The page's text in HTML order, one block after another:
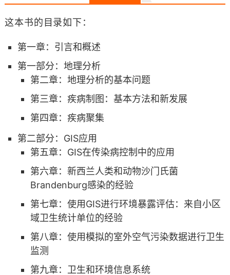
这本书的目录如下：
第一章：引言和概述
第一部分：地理分析
第二章：地理分析的基本问题
第三章：疾病制图：基本方法和新发展
第四章：疾病聚集
第二部分：GIS应用
第五章：GIS在传染病控制中的应用
第六章：新西兰人类和动物沙门氏菌
Brandenburg感染的经验
第七章：使用GIS进行环境暴露评估：来自小区
域卫生统计单位的经验
第八章：使用模拟的室外空气污染数据进行卫生
监测
第九章：卫生和环境信息系统